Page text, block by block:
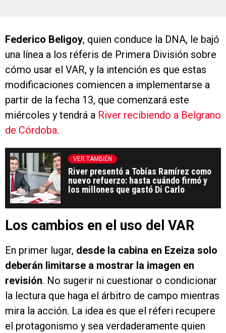
Federico Beligoy, quien conduce la DNA, le bajó
una línea a los réferis de Primera División sobre
cómo usar el VAR, y la intención es que estas
modificaciones comiencen a implementarse a
partir de la fecha 13, que comenzará este
miércoles y tendrá a River recibiendo a Belgrano
de Córdoba.
VER TAMBIÉN
River presentó a Tobías Ramírez como
nuevo refuerzo: hasta cuándo firmó y
los millones que gastó Di Carlo
Los cambios en el uso del VAR
En primer lugar, desde la cabina en Ezeiza solo
deberán limitarse a mostrar la imagen en
revisión. No sugerir ni cuestionar o condicionar
la lectura que haga el árbitro de campo mientras
mira la acción. La idea es que el réferi recupere
el protagonismo y sea verdaderamente quien